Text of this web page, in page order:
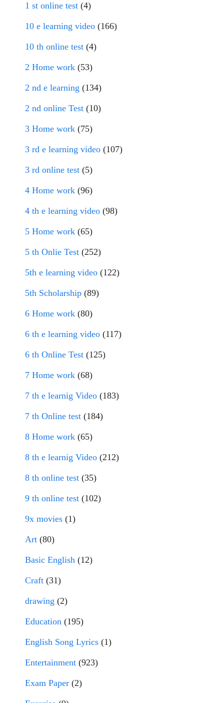
1 st online test (4)
10 e learning video (166)
10 th online test (4)
2 Home work (53)
2 nd e learning (134)
2 nd online Test (10)
3 Home work (75)
3 rd e learning video (107)
3 rd online test (5)
4 Home work (96)
4 th e learning video (98)
5 Home work (65)
5 th Onlie Test (252)
5th e learning video (122)
5th Scholarship (89)
6 Home work (80)
6 th e learning video (117)
6 th Online Test (125)
7 Home work (68)
7 th e learnig Video (183)
7 th Online test (184)
8 Home work (65)
8 th e learnig Video (212)
8 th online test (35)
9 th online test (102)
9x movies (1)
Art (80)
Basic English (12)
Craft (31)
drawing (2)
Education (195)
English Song Lyrics (1)
Entertainment (923)
Exam Paper (2)